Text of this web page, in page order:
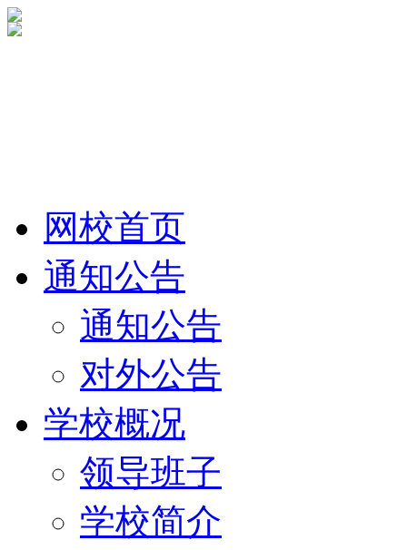
网校首页
通知公告
通知公告
对外公告
学校概况
领导班子
学校简介